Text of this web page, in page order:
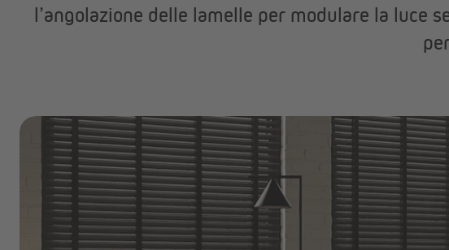
Bastoni per
Mostra tutto
l’angolazione delle lamelle per modulare la luce